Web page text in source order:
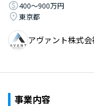
400〜900万円
東京都
アヴァント株式会
事業内容